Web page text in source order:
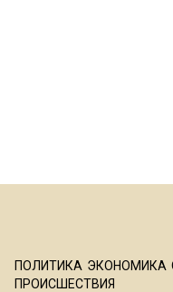
ПОЛИТИКА ЭКОНОМИКА
ПРОИСШЕСТВИЯ